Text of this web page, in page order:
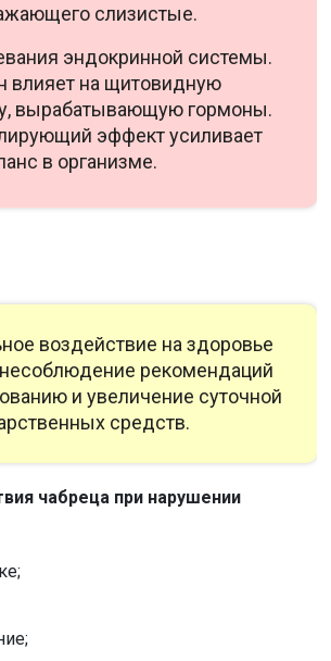
слизистые.
эндокринной системы.
влияет на щитовидную
вырабатывающую гормоны.
эффект усиливает
в организме.
воздействие на здоровье
рекомендаций
и увеличение суточной
средств.
чабреца при нарушении